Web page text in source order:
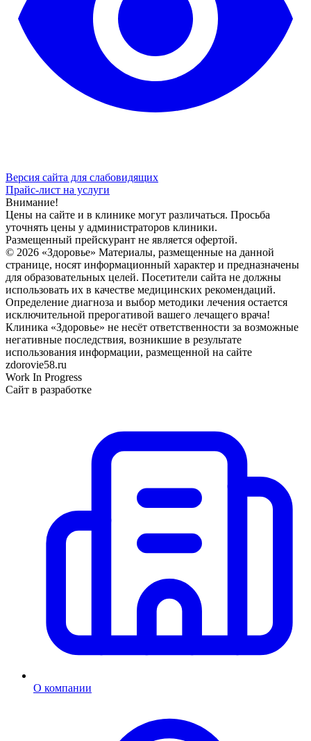
Версия сайта для слабовидящих
Прайс-лист на услуги
Внимание!
Цены на сайте и в клинике могут различаться. Просьба
уточнять цены у администраторов клиники.
Размещенный прейскурант не является офертой.
© 2026 «Здоровье» Материалы, размещенные на данной
странице, носят информационный характер и предназначены
для образовательных целей. Посетители сайта не должны
использовать их в качестве медицинских рекомендаций.
Определение диагноза и выбор методики лечения остается
исключительной прерогативой вашего лечащего врача!
Клиника «Здоровье» не несёт ответственности за возможные
негативные последствия, возникшие в результате
использования информации, размещенной на сайте
zdorovie58.ru
Work In Progress
Сайт в разработке
О компании